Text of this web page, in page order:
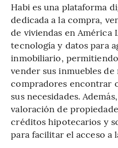
Habi es una plataforma
dedicada a la compra,
de viviendas en América
tecnología y datos para
inmobiliario,
vender sus inmuebles
compradores encontrar
sus necesidades.
valoración de
créditos hipotecarios y
para facilitar el acceso a